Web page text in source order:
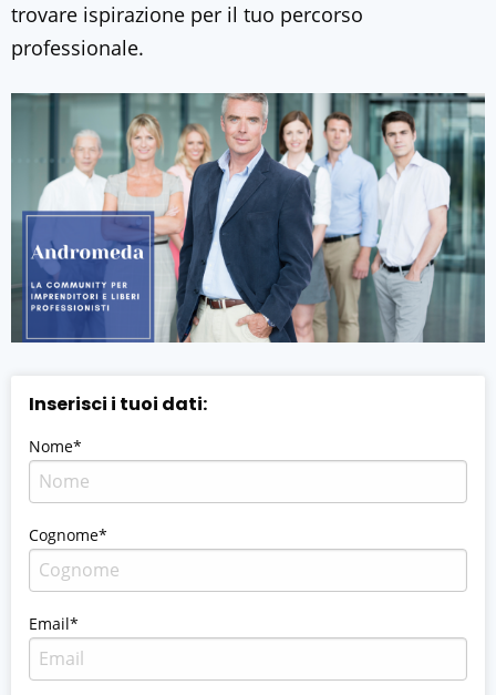
trovare ispirazione per il tuo percorso
professionale.
Inserisci i tuoi dati:
Nome*
Cognome*
Email*